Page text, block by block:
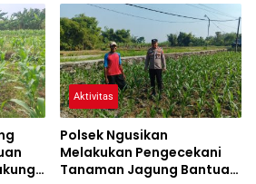
Jagung
Aktivitas
Polsek Ngusikan
Melakukan Pengecekani
Tanaman Jagung Bantuan